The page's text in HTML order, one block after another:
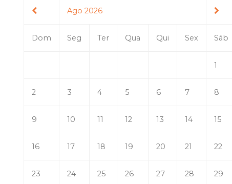
Ago 2026
Dom Seg Ter Qua Qui Sex Sáb
1
2 3 4 5 6 7 8
9 10 11 12 13 14 15
16 17 18 19 20 21 22
23 24 25 26 27 28 29